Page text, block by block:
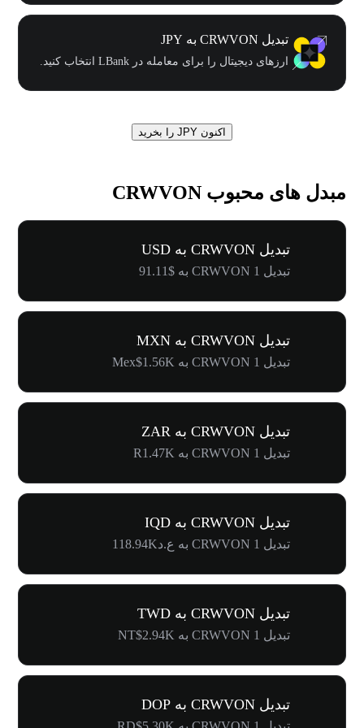
تبدیل CRWVON به JPY
ارزهای دیجیتال را برای معامله در LBank انتخاب کنید.
اکنون JPY را بخرید
مبدل های محبوب CRWVON
تبدیل CRWVON به USD
تبدیل 1 CRWVON به $91.11
تبدیل CRWVON به MXN
تبدیل 1 CRWVON به Mex$1.56K
تبدیل CRWVON به ZAR
تبدیل 1 CRWVON به R1.47K
تبدیل CRWVON به IQD
تبدیل 1 CRWVON به ع.د118.94K
تبدیل CRWVON به TWD
تبدیل 1 CRWVON به NT$2.94K
تبدیل CRWVON به DOP